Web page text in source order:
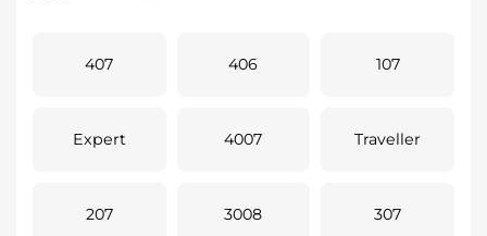
407 406 107
Expert 4007 Traveller
207 3008 307